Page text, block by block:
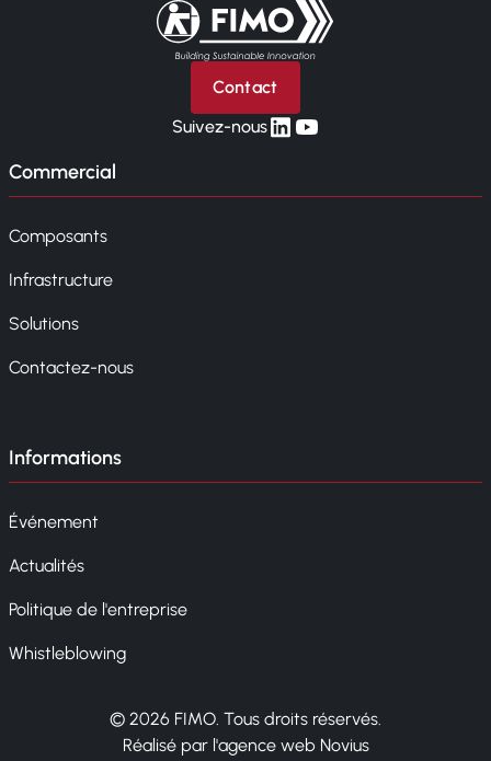
Retour à l'accueil
Contact
Suivez-nouslinkedin
yt
Commercial
Composants
Infrastructure
Solutions
Contactez-nous
Informations
Événement
Actualités
Politique de l'entreprise
Whistleblowing
© 2026 FIMO. Tous droits réservés.
Réalisé par l'agence web Novius